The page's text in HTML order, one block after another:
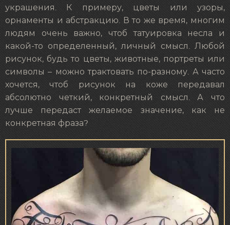
украшения. К примеру, цветы или узоры,
орнаменты и абстракцию. В то же время, многим
людям очень важно, чтоб татуировка несла и
какой-то определенный, личный смысл. Любой
рисунок, будь то цветы, животные, портреты или
символы – можно трактовать по-разному. А часто
хочется, чтоб рисунок на коже передавал
абсолютно четкий, конкретный смысл. А что
лучше передаст желаемое значение, как не
конкретная фраза?